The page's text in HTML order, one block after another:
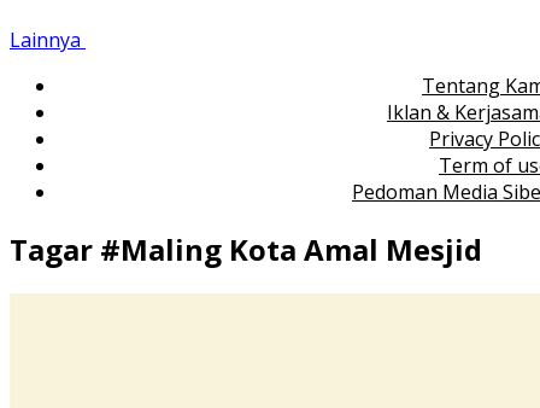
Lainnya
Tentang
Iklan &
Privacy
Term of
Pedoman Media
Tagar #Maling Kota Amal Mesjid